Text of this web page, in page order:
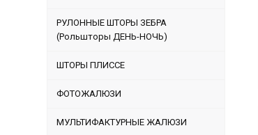
РУЛОННЫЕ ШТОРЫ ЗЕБРА
(Рольшторы ДЕНЬ-НОЧЬ)
ШТОРЫ ПЛИССЕ
ФОТОЖАЛЮЗИ
МУЛЬТИФАКТУРНЫЕ ЖАЛЮЗИ